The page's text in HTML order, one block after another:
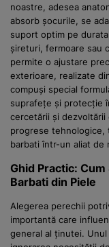
noastre, adesea
absorb șocurile, se
suport optim pe
șireturi, fermoare sau
permite o ajustare
exterioare, realizate
compuși special
suprafețe și protecție
cercetării și
progrese tehnologice,
barbati într-un aliat de
Ghid Practic:
Barbati din Piele
Alegerea perechii
importantă care
general al ținutei.